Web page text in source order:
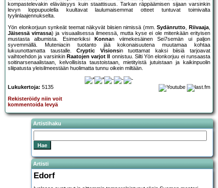
kompastelevakin eläväisyys kuin staattisuus. Tarkan räppäämisen sijaan varsinkin
levyn loppupuolella kuultavat laulumaisemmat otteet tuntuvat toimivalta
tyylinlaajennukselta.
Yön elonkorjuun synkeät teemat näkyvät biisien nimissä (mm.Sydänrutto, Riivaaja,
Jäisessä virrassa) ja visuaalisessa ilmeessä, mutta kyse ei ole mitenkään erityisen
mustasta albumista. Esimerkiksi
Konnan viimekesäinen Sei7semän ui paljon
syvemmällä. Muteniacin tuotanto jää kokonaisuutena muutamaa kohtaa
lukuunottamatta taustalle.Cryptic Visionsin tuottamat kaksi biisiä tarjoavat
vaihtoehdon ja varsinkin Raatojen varjot II
onnistuu. Silti Yön elonkorjuu ei runsaasta
soitinarsenaalistaan, kelvollisista taustoistaan, mietityistä jutuistaan ja kaikinpuolin
sliipatusta yleisilmeestään huolimatta tunnu oikein miltään.
Lukukertoja: 5135
Rekisteröidy niin voit
kommentoida levyä
Artistihaku
Artisti
Edorf